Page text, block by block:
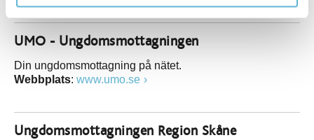
UMO - Ungdomsmottagningen
Din ungdomsmottagning på nätet.
Webbplats: www.umo.se
Ungdomsmottagningen Region Skåne